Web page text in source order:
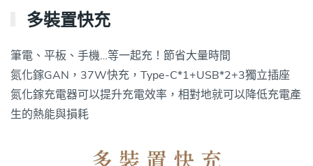
多裝置快充
筆電、平板、手機…等一起充！節省大量時間
氮化鎵GAN，37W快充，Type-C*1+USB*2+3獨立插座
氮化鎵充電器可以提升充電效率，相對地就可以降低充電產
生的熱能與損耗